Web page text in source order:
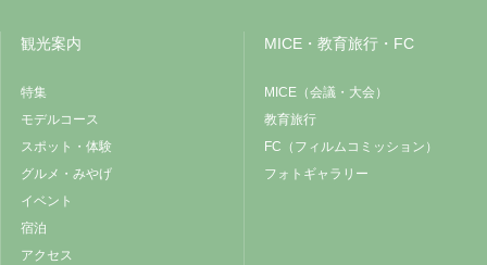
観光案内
特集
モデルコース
スポット・体験
グルメ・みやげ
イベント
宿泊
アクセス
MICE・教育旅行・FC
MICE（会議・大会）
教育旅行
FC（フィルムコミッション）
フォトギャラリー